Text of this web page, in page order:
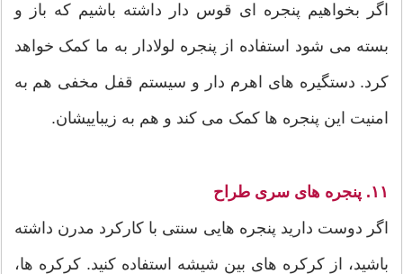
اگر بخواهیم پنجره ای قوس دار داشته باشیم که باز و
بسته می شود استفاده از پنجره لولادار به ما کمک خواهد
کرد. دستگیره های اهرم دار و سیستم قفل مخفی هم به
امنیت این پنجره ها کمک می کند و هم به زیباییشان.
۱۱. پنجره های سری طراح
اگر دوست دارید پنجره هایی سنتی با کارکرد مدرن داشته
باشید، از کرکره های بین شیشه استفاده کنید. کرکره ها،